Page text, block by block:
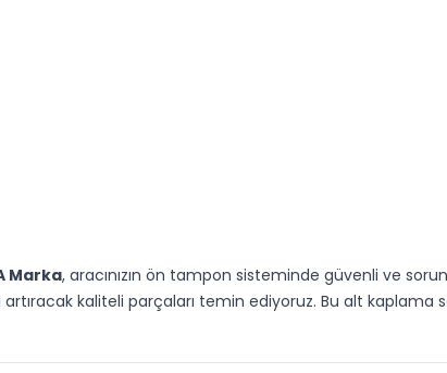
Marka, aracınızın ön tampon sisteminde güvenli ve
kaliteli parçaları temin ediyoruz. Bu alt kaplama